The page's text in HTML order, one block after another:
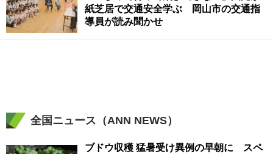
紙芝居で交通安全学ぶ 岡山市の交通指
導員が読み聞かせ
全国ニュース（ANN NEWS）
ブドウ収穫 猛暑受け異例の早朝に スペ